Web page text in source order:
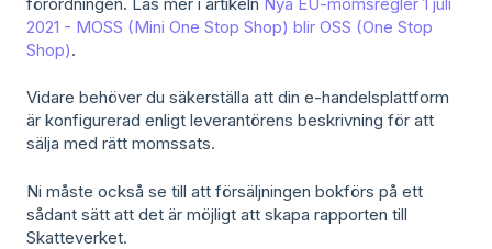
2021 - MOSS (Mini One Stop Shop) blir OSS (One Stop
Shop).
Vidare behöver du säkerställa att din e-handelsplattform
är konfigurerad enligt leverantörens beskrivning för att
sälja med rätt momssats.
Ni måste också se till att försäljningen bokförs på ett
sådant sätt att det är möjligt att skapa rapporten till
Skatteverket.